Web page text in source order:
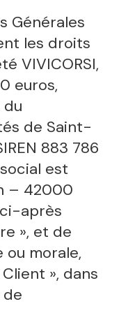
Générales
les droits
VIVICORSI,
euros,
du
de Saint-
883 786
est
– 42000
après
», et de
morale,
», dans